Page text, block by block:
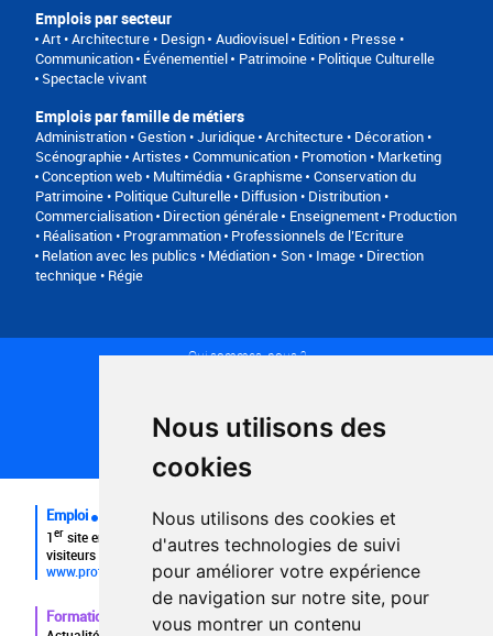
Nous utilisons des
cookies
Nous utilisons des cookies et
d'autres technologies de suivi
pour améliorer votre expérience
de navigation sur notre site, pour
vous montrer un contenu
Emplois par secteur
Art • Architecture • Design Audiovisuel Edition • Presse •
Communication Événementiel
Patrimoine • Politique Culturelle
Spectacle vivant
Emplois par famille de métiers
Administration • Gestion • Juridique Architecture • Décoration •
Scénographie Artistes
Communication • Promotion • Marketing
Conception web • Multimédia • Graphisme Conservation du
Patrimoine • Politique Culturelle Diffusion • Distribution •
Commercialisation Direction générale Enseignement Production
• Réalisation • Programmation Professionnels de l’Ecriture
Relation avec les publics • Médiation
Son • Image • Direction
technique • Régie
Qui sommes-nous ?
Plan du site
FAQ recruteurs
FAQ
Emploi
1er site emploi du secteur culturel 784.000 visites et 230.000
visiteurs uniques par mois.
www.profilculture.com
Formation